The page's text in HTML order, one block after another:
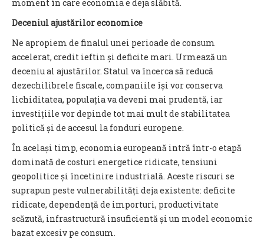
moment în care economia e deja slăbită.
Deceniul ajustărilor economice
Ne apropiem de finalul unei perioade de consum
accelerat, credit ieftin și deficite mari. Urmează un
deceniu al ajustărilor. Statul va încerca să reducă
dezechilibrele fiscale, companiile își vor conserva
lichiditatea, populația va deveni mai prudentă, iar
investițiile vor depinde tot mai mult de stabilitatea
politică și de accesul la fonduri europene.
În același timp, economia europeană intră într-o etapă
dominată de costuri energetice ridicate, tensiuni
geopolitice și încetinire industrială. Aceste riscuri se
suprapun peste vulnerabilități deja existente: deficite
ridicate, dependență de importuri, productivitate
scăzută, infrastructură insuficientă și un model economic
bazat excesiv pe consum.